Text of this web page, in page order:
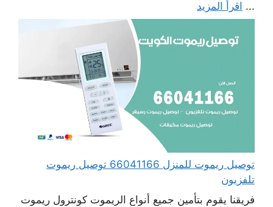
... اقرأ المزيد
توصيل ريموت للمنزل 66041166 توصيل ريموت
تلفزيون
فريقنا يقوم بتأمين جميع أنواع الريموت كونترول ريموت